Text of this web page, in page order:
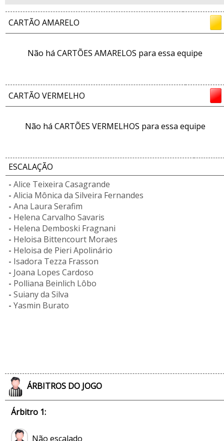
CARTÃO AMARELO
Não há CARTÕES AMARELOS para essa equipe
CARTÃO VERMELHO
Não há CARTÕES VERMELHOS para essa equipe
ESCALAÇÃO
- Alice Teixeira Casagrande
- Alicia Mônica da Silveira Fernandes
- Ana Laura Serafim
- Helena Carvalho Savaris
- Helena Demboski Fragnani
- Heloisa Bittencourt Moraes
- Heloisa de Pieri Apolinário
- Isadora Tezza Frasson
- Joana Lopes Cardoso
- Polliana Beinlich Lôbo
- Suiany da Silva
- Yasmin Burato
ÁRBITROS DO JOGO
Árbitro 1:
Não escalado